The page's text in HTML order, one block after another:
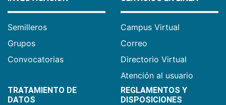
Semilleros
Grupos
Convocatorias
Campus Virtual
Correo
Directorio Virtual
Atención al usuario
TRATAMIENTO DE
DATOS
REGLAMENTOS Y
DISPOSICIONES